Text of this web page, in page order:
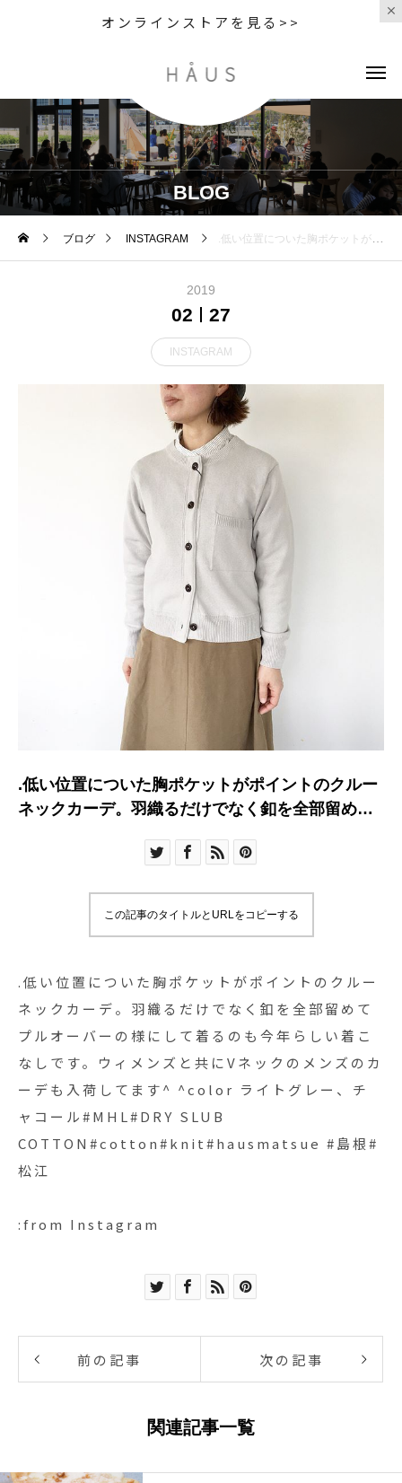
オンラインストアを見る>>
BLOG
ブログ INSTAGRAM .低い位置についた胸ポケットがポイントのクルーネックカーデ。羽織るだけでなく釦を全部留めてプルオーバーの様にして着るのも今年らしい着こなしです。ウィメンズと共にVネックのメンズのカーデも入荷してます^ ^color ライトグレー、チャコール#MHL#DRY SLUB COTTON#cotton#knit#hausmatsue #島根#松江
2019
02 27
INSTAGRAM
.低い位置についた胸ポケットがポイントのクルー
ネックカーデ。羽織るだけでなく釦を全部留めて
なしです。ウィメンズと共にVネックのメンズのカ
コール#MHL#DRY SLUB
この記事のタイトルとURLをコピーする
.低い位置についた胸ポケットがポイントのクルー
ネックカーデ。羽織るだけでなく釦を全部留めて
プルオーバーの様にして着るのも今年らしい着こ
なしです。ウィメンズと共にVネックのメンズのカ
ーデも入荷してます^ ^color ライトグレー、チ
ャコール#MHL#DRY SLUB
COTTON#cotton#knit#hausmatsue #島根#
松江
:from Instagram
前の記事 次の記事
関連記事一覧